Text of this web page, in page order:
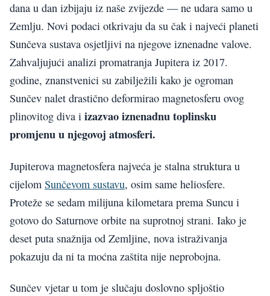
dana u dan izbijaju iz naše zvijezde — ne udara samo u
Zemlju. Novi podaci otkrivaju da su čak i najveći planeti
Sunčeva sustava osjetljivi na njegove iznenadne valove.
Zahvaljujući analizi promatranja Jupitera iz 2017.
godine, znanstvenici su zabilježili kako je ogroman
Sunčev nalet drastično deformirao magnetosferu ovog
plinovitog diva i izazvao iznenadnu toplinsku
promjenu u njegovoj atmosferi.
Jupiterova magnetosfera najveća je stalna struktura u
cijelom Sunčevom sustavu, osim same heliosfere.
Proteže se sedam milijuna kilometara prema Suncu i
gotovo do Saturnove orbite na suprotnoj strani. Iako je
deset puta snažnija od Zemljine, nova istraživanja
pokazuju da ni ta moćna zaštita nije neprobojna.
Sunčev vjetar u tom je slučaju doslovno spljoštio